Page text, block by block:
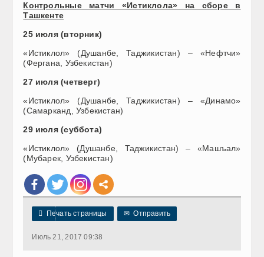
Контрольные матчи «Истиклола» на сборе в
Ташкенте
25 июля (вторник)
«Истиклол» (Душанбе, Таджикистан) – «Нефтчи»
(Фергана, Узбекистан)
27 июля (четверг)
«Истиклол» (Душанбе, Таджикистан) – «Динамо»
(Самарканд, Узбекистан)
29 июля (суббота)
«Истиклол» (Душанбе, Таджикистан) – «Машъал»
(Мубарек, Узбекистан)
 Печать страницы ✉ Отправить
Июль 21, 2017 09:38